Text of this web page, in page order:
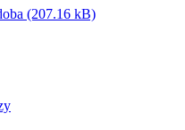
(207.16 kB)